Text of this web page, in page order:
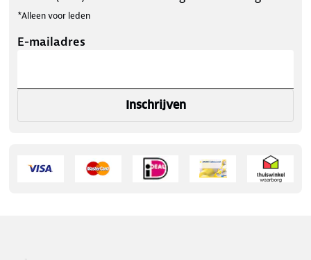
*Alleen voor leden
E-mailadres
Inschrijven